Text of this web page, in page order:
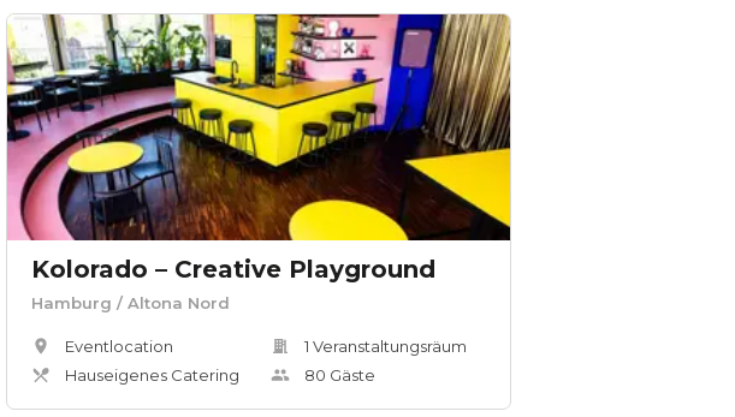
Kolorado – Creative Playground
Hamburg / Altona Nord
Eventlocation
Hauseigenes Catering
1 Veranstaltungsräum
80 Gäste